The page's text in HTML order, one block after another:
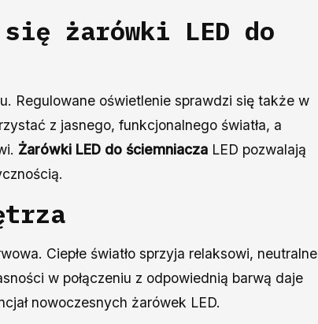
się żarówki LED do
Regulowane oświetlenie sprawdzi się także w
z jasnego, funkcjonalnego światła, a
Żarówki LED do ściemniacza LED pozwalają
Ciepłe światło sprzyja relaksowi, neutralne
w połączeniu z odpowiednią barwą daje
nowoczesnych żarówek LED.